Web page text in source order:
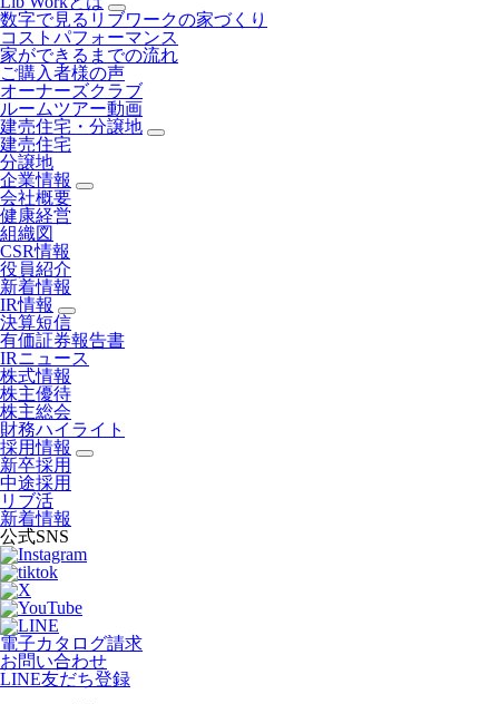
数字で見るリブワークの家づくり
コストパフォーマンス
家ができるまでの流れ
ご購入者様の声
オーナーズクラブ
ルームツアー動画
建売住宅・分譲地
建売住宅
分譲地
企業情報
会社概要
健康経営
組織図
CSR情報
役員紹介
新着情報
IR情報
決算短信
有価証券報告書
IRニュース
株式情報
株主優待
株主総会
財務ハイライト
採用情報
新卒採用
中途採用
リブ活
新着情報
公式SNS
電子カタログ請求
お問い合わせ
LINE友だち登録